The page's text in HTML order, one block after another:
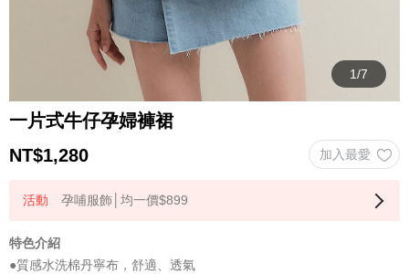
一片式牛仔孕婦褲裙
NT$1,280
孕哺服飾│均一價$899
特色介紹
●質感水洗棉丹寧布，舒適、透氣